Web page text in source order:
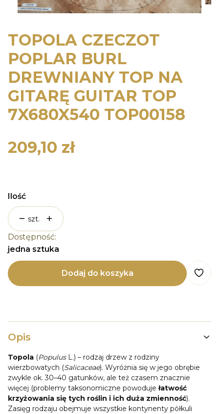
TOPOLA CZECZOT
POPLAR BURL
DREWNIANY TOP NA
GITARĘ GUITAR TOP
7X680X540 TOP00158
Cena
209,10 zł
Ilość
szt.
Dostępność:
jedna sztuka
Dodaj do koszyka
Opis
Topola (PopulusL.) – rodzaj drzew z rodziny
wierzbowatych (Salicaceae). Wyróżnia się w jego obrębie
zwykle ok. 30–40 gatunków, ale też czasem znacznie
więcej (problemy taksonomiczne powodujełatwość
krzyżowania się tych roślin i ich duża zmienność).
Zasięg rodzaju obejmuje wszystkie kontynenty półkuli